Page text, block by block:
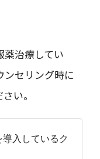
薬治療してい
ンセリング時に
さい。
入しているク